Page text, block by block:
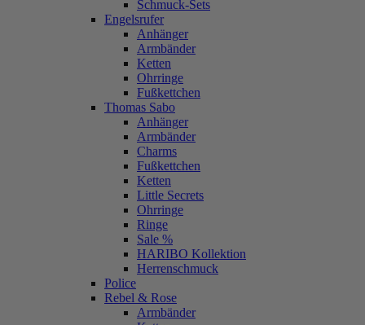
Schmuck-Sets
Engelsrufer
Anhänger
Armbänder
Ketten
Ohrringe
Fußkettchen
Thomas Sabo
Anhänger
Armbänder
Charms
Fußkettchen
Ketten
Little Secrets
Ohrringe
Ringe
Sale %
HARIBO Kollektion
Herrenschmuck
Police
Rebel & Rose
Armbänder